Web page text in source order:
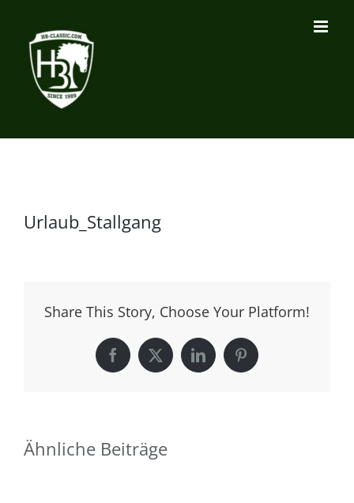
Inhalt
springen
Urlaub_Stallgang
Share This Story, Choose Your Platform!
Facebook
X LinkedInPinterest
Ähnliche Beiträge